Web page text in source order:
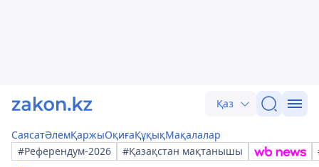
Қаз
СаясатӘлемҚаржыОқиғаҚұқықМақалалар
#Референдум-2026
#Қазақстан мақтанышы